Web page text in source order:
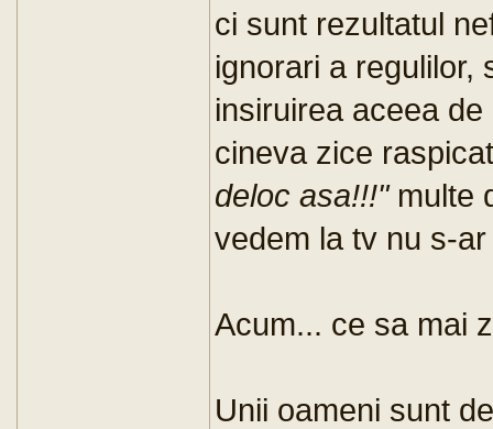
ci sunt rezultatul
ignorari a regulilor,
insiruirea aceea de
cineva zice
deloc asa!!!"multe
vedem la tv nu s-
Acum... ce sa mai
Unii oameni sunt